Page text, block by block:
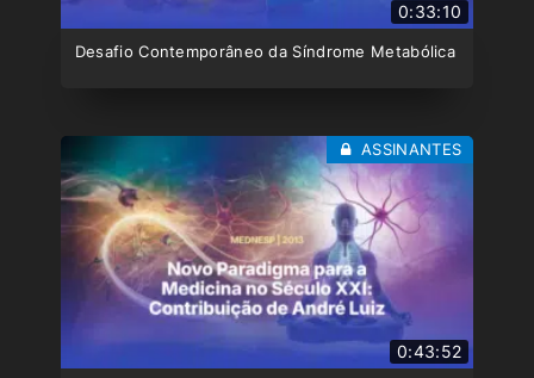
0:33:10
Desafio Contemporâneo da Síndrome Metabólica
0:43:52
ASSINANTES